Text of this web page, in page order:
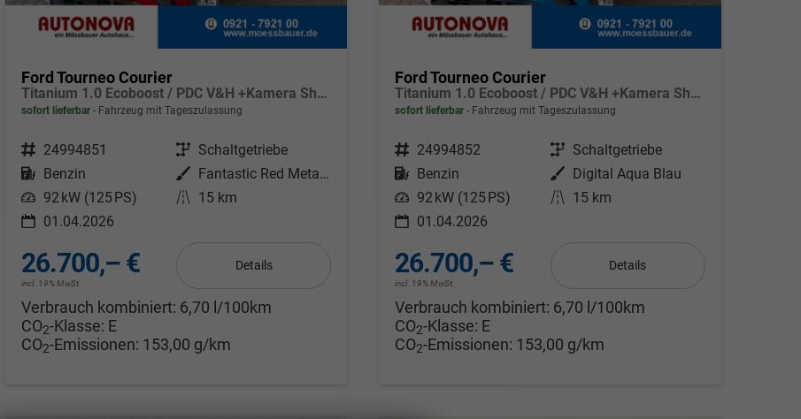
Ford Tourneo Courier
Titanium 1.0 Ecoboost / PDC V&H +Kamera Shz vo AHK fest Alu 16"
sofort lieferbar Fahrzeug mit Tageszulassung
Fahrzeugnr. 24994851 Getriebe Schaltgetriebe
Kraftstoff Benzin Außenfarbe
Fantastic Red Metallic
Leistung 92 kW (125 PS) Kilometerstand 15 km
01.04.2026
26.700,– €
incl. 19% MwSt.
Details
Verbrauch kombiniert: 6,70 l/100km
CO2-Klasse: E
CO2-Emissionen: 153,00 g/km
Ford Tourneo Courier
Titanium 1.0 Ecoboost / PDC V&H +Kamera Shz vo AHK fest Alu 16"
sofort lieferbar Fahrzeug mit Tageszulassung
Fahrzeugnr. 24994852 Getriebe Schaltgetriebe
Kraftstoff Benzin Außenfarbe Digital Aqua Blau
Leistung 92 kW (125 PS) Kilometerstand 15 km
01.04.2026
26.700,– €
incl. 19% MwSt.
Details
Verbrauch kombiniert: 6,70 l/100km
CO2-Klasse: E
CO2-Emissionen: 153,00 g/km